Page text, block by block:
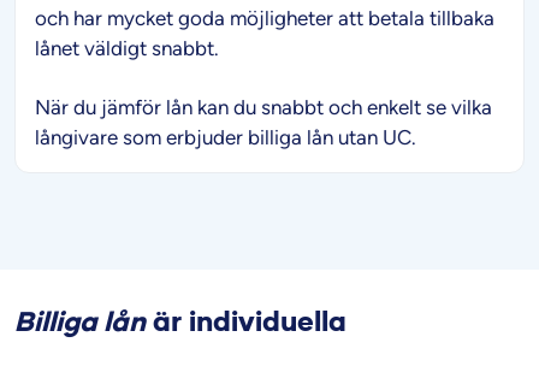
och har mycket goda möjligheter att betala tillbaka
lånet väldigt snabbt.
När du jämför lån kan du snabbt och enkelt se vilka
långivare som erbjuder billiga lån utan UC.
Billiga lånär individuella